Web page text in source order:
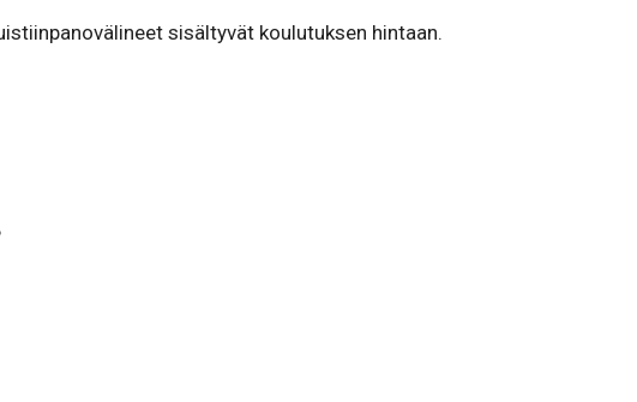
sisältyvät koulutuksen hintaan.